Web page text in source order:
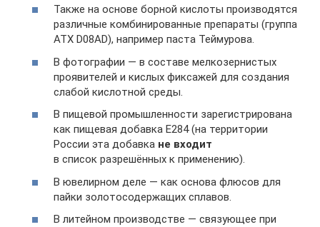
Также на основе борной кислоты производятся
различные комбинированные препараты (группа
АТХ D08AD), например паста Теймурова.
В фотографии — в составе мелкозернистых
проявителей и кислых фиксажей для создания
слабой кислотной среды.
В пищевой промышленности зарегистрирована
как пищевая добавка E284 (на территории
России эта добавка не входит
в список разрешённых к применению).
В ювелирном деле — как основа флюсов для
пайки золотосодержащих сплавов.
В литейном производстве — связующее при